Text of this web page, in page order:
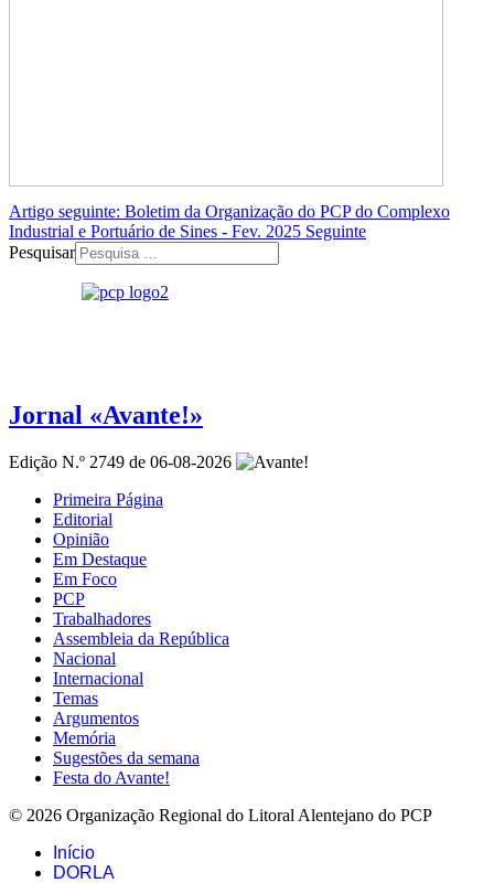
Artigo seguinte: Boletim da Organização do PCP do Complexo
Industrial e Portuário de Sines - Fev. 2025 Seguinte
Pesquisar
Jornal «Avante!»
Edição N.º 2749 de 06-08-2026
Primeira Página
Editorial
Opinião
Em Destaque
Em Foco
PCP
Trabalhadores
Assembleia da República
Nacional
Internacional
Temas
Argumentos
Memória
Sugestões da semana
Festa do Avante!
© 2026 Organização Regional do Litoral Alentejano do PCP
Início
DORLA